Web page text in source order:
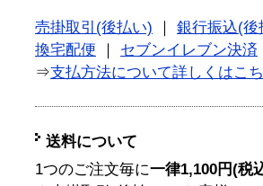
売掛取引(後払い)
銀行振込(後
換宅配便
セブンイレブン決済
⇒支払方法について詳しくはこ
送料について
1つのご注文毎に一律1,100円(税